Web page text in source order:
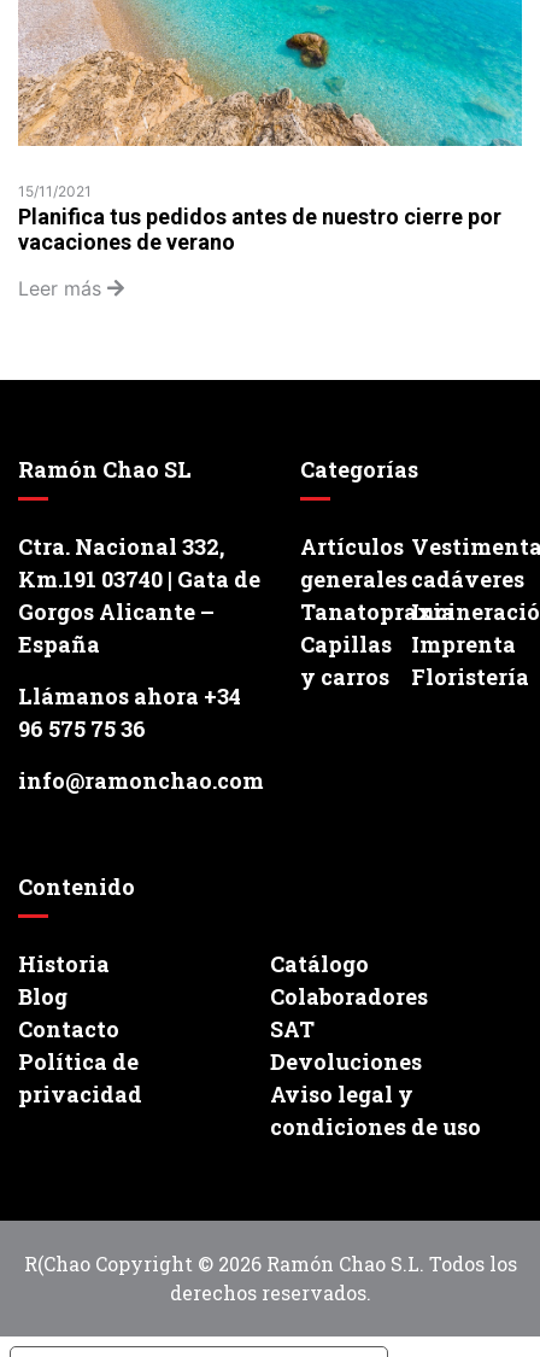
15/11/2021
Planifica tus pedidos antes de nuestro cierre por
vacaciones de verano
Leer más
Ramón Chao SL
Ctra. Nacional 332,
Km.191 03740 | Gata de
Gorgos Alicante –
España
Llámanos ahora +34
96 575 75 36
info@ramonchao.com
Categorías
Artículos
generalescadáveres
Tanatopraxia
Capillas
y carros
Imprenta
Floristería
Contenido
Historia
Catálogo
Blog
Colaboradores
Contacto
SAT
Política de
privacidad
Devoluciones
Aviso legal y
condiciones de uso
R(Chao Copyright © 2026 Ramón Chao S.L. Todos los
derechos reservados.